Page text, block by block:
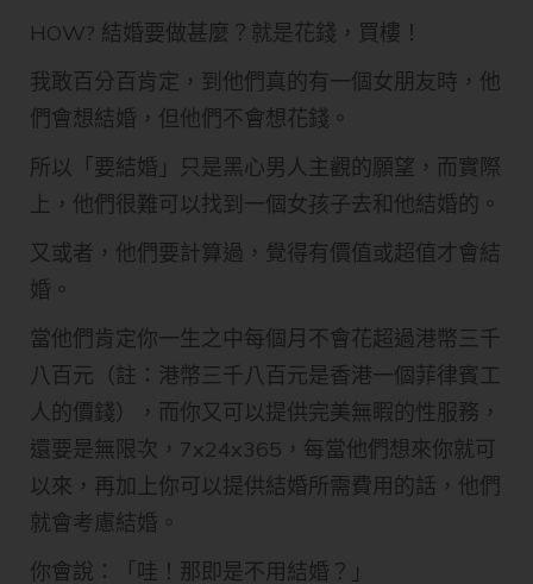
HOW? 結婚要做甚麼？就是花錢，買樓！
我敢百分百肯定，到他們真的有一個女朋友時，他
們會想結婚，但他們不會想花錢。
所以「要結婚」只是黑心男人主觀的願望，而實際
上，他們很難可以找到一個女孩子去和他結婚的。
又或者，他們要計算過，覺得有價值或超值才會結
婚。
當他們肯定你一生之中每個月不會花超過港幣三千
八百元（註：港幣三千八百元是香港一個菲律賓工
人的價錢），而你又可以提供完美無睱的性服務，
還要是無限次，7x24x365，每當他們想來你就可
以來，再加上你可以提供結婚所需費用的話，他們
就會考慮結婚。
你會說：「哇！那即是不用結婚？」